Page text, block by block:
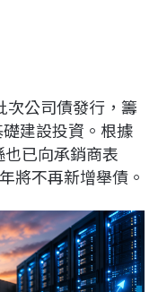
次公司債發行，籌
建設投資。根據
已向承銷商表
將不再新增舉債。